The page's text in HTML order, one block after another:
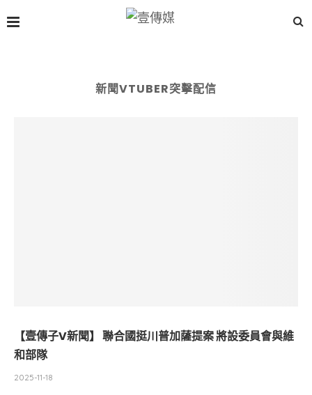
新聞VTUBER突擊配信
【壹傳子V新聞】 聯合國挺川普加薩提案 將設委員會與維
和部隊
2025-11-18